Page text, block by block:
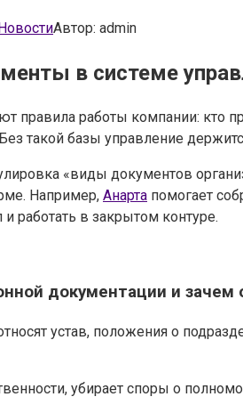
Автор: admin
в системе
правила работы компании: кто
такой базы управление
«виды документов
Например, Анарта помогает
работать в закрытом контуре.
документации и зачем
устав, положения о
убирает споры о